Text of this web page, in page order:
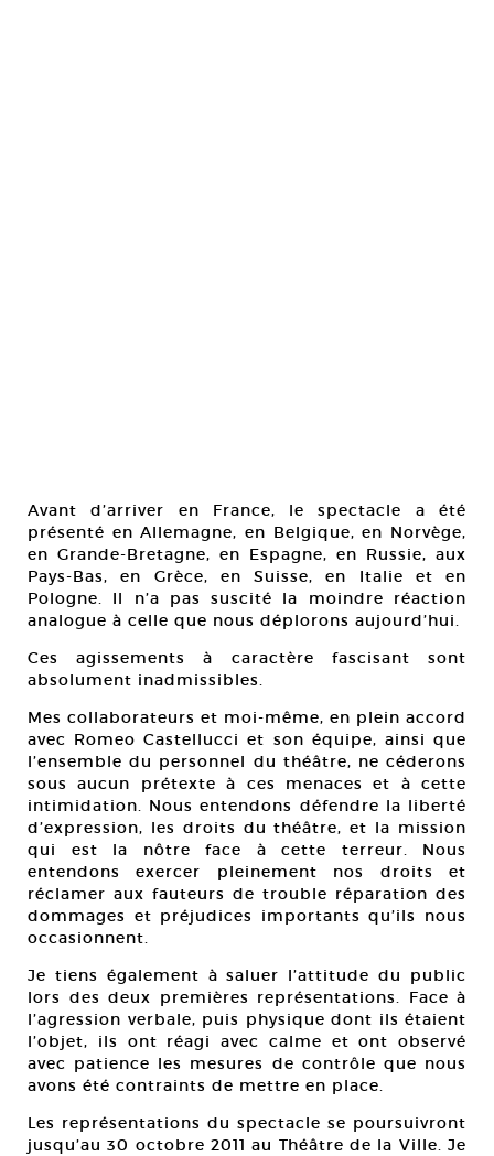
Avant d’arriver en France, le spectacle a été
présenté en Allemagne, en Belgique, en Norvège,
en Grande-Bretagne, en Espagne, en Russie, aux
Pays-Bas, en Grèce, en Suisse, en Italie et en
Pologne. Il n’a pas suscité la moindre réaction
analogue à celle que nous déplorons aujourd’hui.
Ces agissements à caractère fascisant sont
absolument inadmissibles.
Mes collaborateurs et moi-même, en plein accord
avec Romeo Castellucci et son équipe, ainsi que
l’ensemble du personnel du théâtre, ne céderons
sous aucun prétexte à ces menaces et à cette
intimidation. Nous entendons défendre la liberté
d’expression, les droits du théâtre, et la mission
qui est la nôtre face à cette terreur. Nous
entendons exercer pleinement nos droits et
réclamer aux fauteurs de trouble réparation des
dommages et préjudices importants qu’ils nous
occasionnent.
Je tiens également à saluer l’attitude du public
lors des deux premières représentations. Face à
l’agression verbale, puis physique dont ils étaient
l’objet, ils ont réagi avec calme et ont observé
avec patience les mesures de contrôle que nous
avons été contraints de mettre en place.
Les représentations du spectacle se poursuivront
jusqu’au 30 octobre 2011 au Théâtre de la Ville. Je